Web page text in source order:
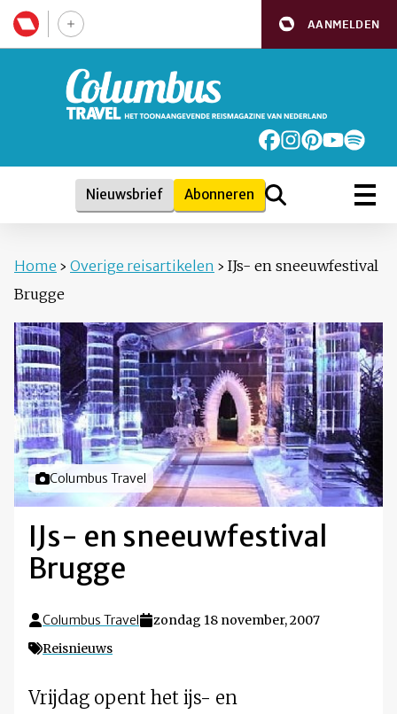
AANMELDEN
Nieuwsbrief Abonneren
Home › Overige reisartikelen › IJs- en sneeuwfestival
Brugge
Foto door
Columbus Travel
IJs- en sneeuwfestival
Brugge
Columbus Travel
zondag 18 november, 2007
Reisnieuws
Vrijdag opent het ijs- en